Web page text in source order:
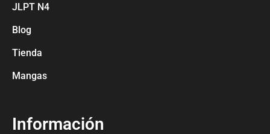
JLPT N4
Blog
Tienda
Mangas
Información